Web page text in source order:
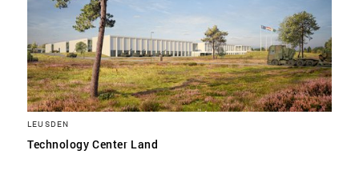
LEUSDEN
Technology Center Land